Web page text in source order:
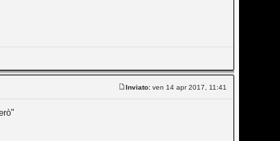
Inviato: ven 14 apr 2017, 11:41